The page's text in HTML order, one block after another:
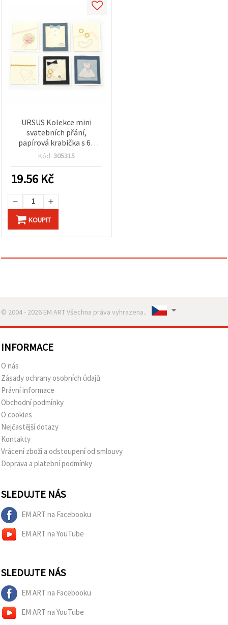
URSUS Kolekce mini
svatebních přání,
papírová krabička s 60
ručně vyráběnými mini
lístkem a obálkou, 6 mix
motivů – 1 ks
Kód: 305315
19.56 Kč
KOUPIT
© 2004 - 2026 EM ART Všechna práva vyhrazena..
INFORMACE
O nás
Zásady ochrany osobních údajů
Právní informace
Obchodní podmínky
O cookies
Nejčastější dotazy
Kontakty
Vrácení zboží a odstoupení od smlouvy
Doprava a platební podmínky
SLEDUJTE NÁS
EM ART na Facebooku
EM ART na YouTube
SLEDUJTE NÁS
EM ART na Facebooku
EM ART na YouTube